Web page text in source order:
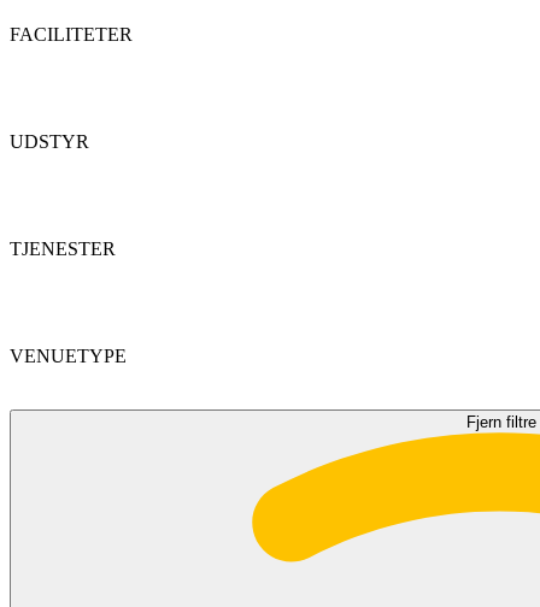
FACILITETER
UDSTYR
TJENESTER
VENUETYPE
Fjern filtre